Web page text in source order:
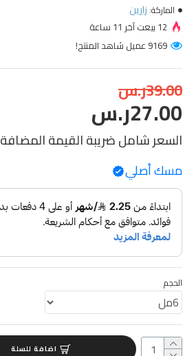
السعر شامل ضريبة القيمة المضافة
مسك أصلي
27.00ر.س
39.00ر.س
الماركة: زارين
12 بيعت آخر 11 ساعة
9169 عميل شاهد المنتج!
الحجم
اضافة للسلة